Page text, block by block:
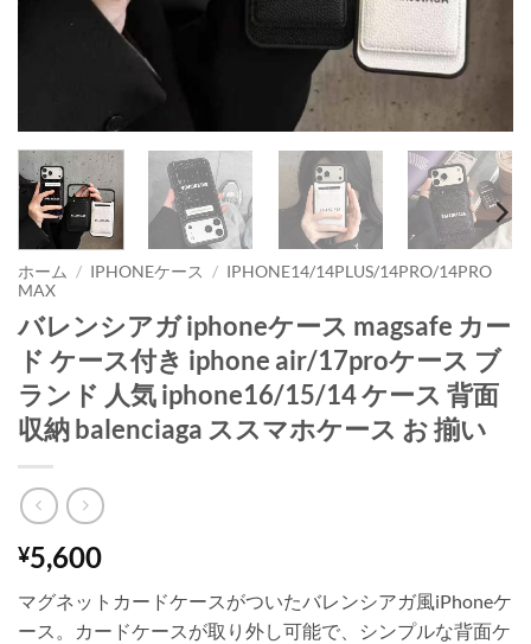
ホーム / IPHONEケース / IPHONE14/14PLUS/14PRO/14PRO
MAX
バレンシアガ iphoneケース magsafe カー
ド ケース付き iphone air/17proケース ブ
ランド 人気 iphone16/15/14 ケース 背面
収納 balenciaga ススマホケース お 揃い
¥5,600
マグネットカードケースがついたバレンシアガ風iPhoneケ
ース。カードケースが取り外し可能で、シンプルな背面ケ